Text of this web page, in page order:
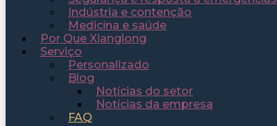
Indústria e contenção
Medicina e saúde
Por Que Xianglong
Serviço
Personalizado
Blog
Notícias do setor
Notícias da empresa
FAQ